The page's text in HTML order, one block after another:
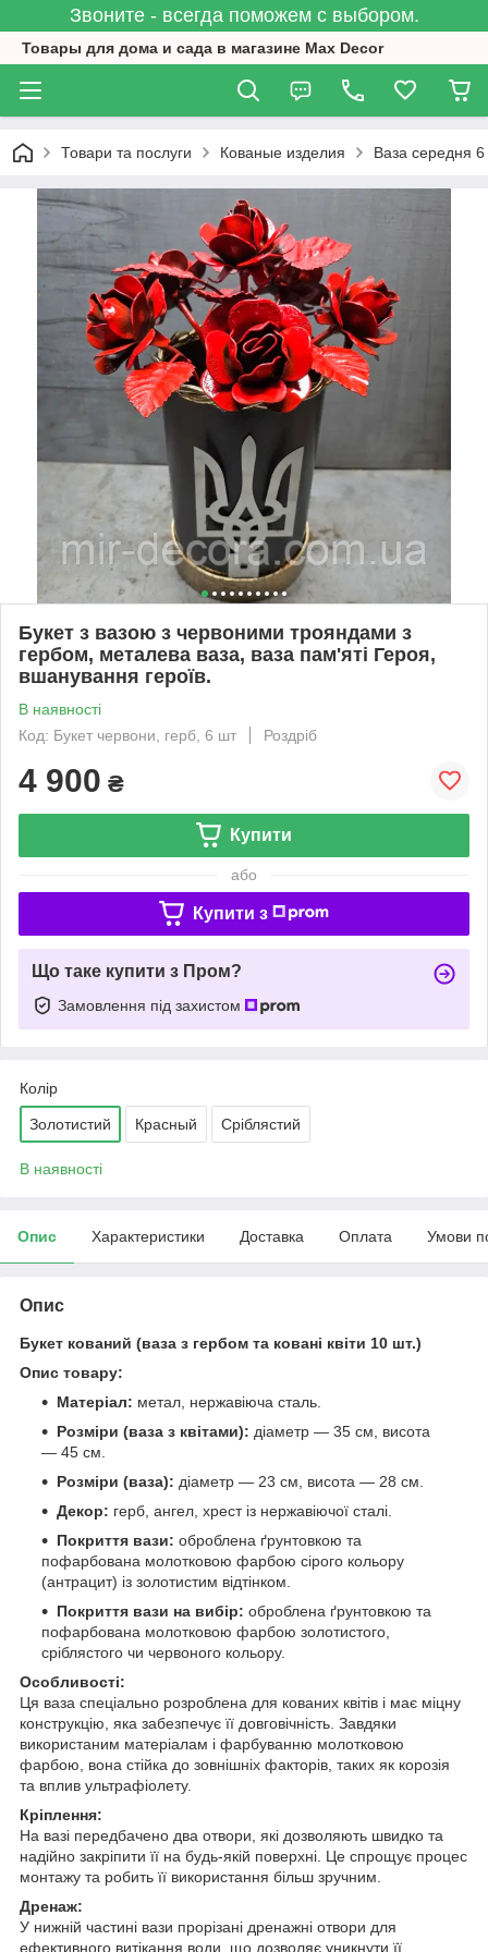
Звоните - всегда поможем с выбором.
Товары для дома и сада в магазине Max Decor
Товари та послуги Кованые изделия Ваза середня
Букет з вазою з червоними трояндами з
гербом, металева ваза, ваза пам'яті Героя,
вшанування героїв.
В наявності
Код: Букет червони, герб, 6 шт
Роздріб
4 900 ₴
Купити
або
Купити з
Що таке купити з Пром?
Замовлення під захистом
Колір
Золотистий Красный Сріблястий
В наявності
Опис Характеристики Доставка Оплата Умови
Опис
Букет кований (ваза з гербом та ковані квіти 10 шт.)
Опис товару:
Матеріал: метал, нержавіюча сталь.
Розміри (ваза з квітами): діаметр — 35 см, висота
— 45 см.
Розміри (ваза): діаметр — 23 см, висота — 28 см.
Декор: герб, ангел, хрест із нержавіючої сталі.
Покриття вази: оброблена ґрунтовкою та
пофарбована молотковою фарбою сірого кольору
(антрацит) із золотистим відтінком.
Покриття вази на вибір: оброблена ґрунтовкою та
пофарбована молотковою фарбою золотистого,
сріблястого чи червоного кольору.
Особливості:
Ця ваза спеціально розроблена для кованих квітів і має міцну
конструкцію, яка забезпечує її довговічність. Завдяки
використаним матеріалам і фарбуванню молотковою
фарбою, вона стійка до зовнішніх факторів, таких як корозія
та вплив ультрафіолету.
Кріплення:
На вазі передбачено два отвори, які дозволяють швидко та
надійно закріпити її на будь-якій поверхні. Це спрощує процес
монтажу та робить її використання більш зручним.
Дренаж:
У нижній частині вази прорізані дренажні отвори для
ефективного витікання води, що дозволяє уникнути її